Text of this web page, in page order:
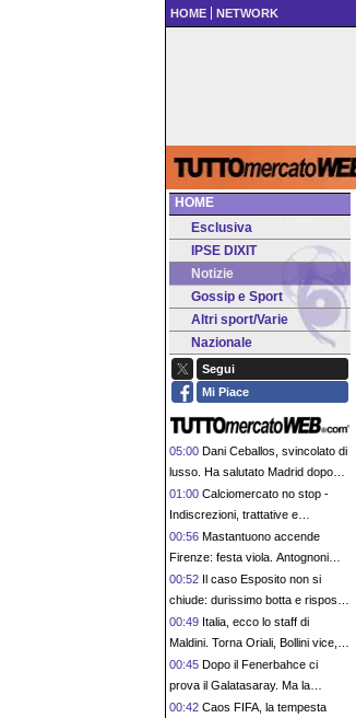
HOME NETWORK
HOME
Esclusiva
IPSE DIXIT
Notizie
Gossip e Sport
Altri sport/Varie
Nazionale
Segui
Mi Piace
05:00 Dani Ceballos, svincolato di
lusso. Ha salutato Madrid dopo
nove anni, con uno di anticipo
01:00 Calciomercato no stop -
Indiscrezioni, trattative e
retroscena del 6 agosto
00:56 Mastantuono accende
Firenze: festa viola. Antognoni
“imbestialito” con Commisso
00:52 Il caso Esposito non si
chiude: durissimo botta e risposta
tra Cagliari e agente
00:49 Italia, ecco lo staff di
Maldini. Torna Oriali, Bollini vice,
c’è Bonucci: manca il capo
delegazione
00:45 Dopo il Fenerbahce ci
prova il Galatasaray. Ma la
trattativa col Milan per Leao è tutta
00:42 Caos FIFA, la tempesta